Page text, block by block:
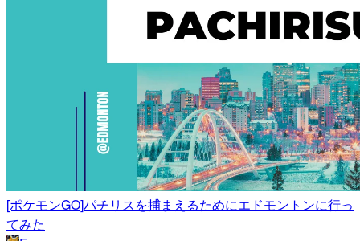
[ポケモンGO]パチリスを捕まえるためにエドモントンに行っ
てみた